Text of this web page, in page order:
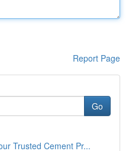
Report Page
Go
Trusted Cement Pr...